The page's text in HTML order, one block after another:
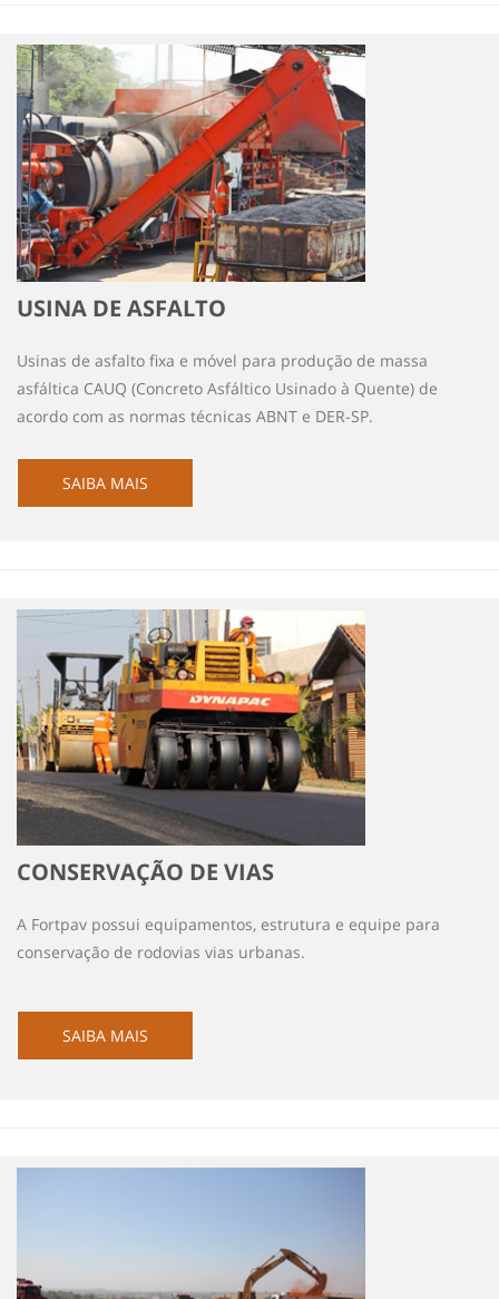
USINA DE ASFALTO
Usinas de asfalto fixa e móvel para produção de massa
asfáltica CAUQ (Concreto Asfáltico Usinado à Quente) de
acordo com as normas técnicas ABNT e DER-SP.
SAIBA MAIS
CONSERVAÇÃO DE VIAS
A Fortpav possui equipamentos, estrutura e equipe para
conservação de rodovias vias urbanas.
SAIBA MAIS